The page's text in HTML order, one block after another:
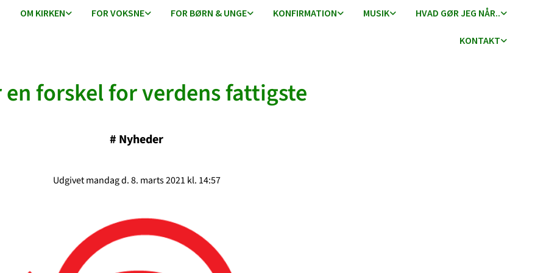
OM KIRKEN FOR VOKSNE FOR BØRN & UNGE KONFIRMATION MUSIK HVAD GØR JEG NÅR..
KONTAKT
en forskel for verdens fattigste
# Nyheder
Udgivet mandag d. 8. marts 2021 kl. 14:57